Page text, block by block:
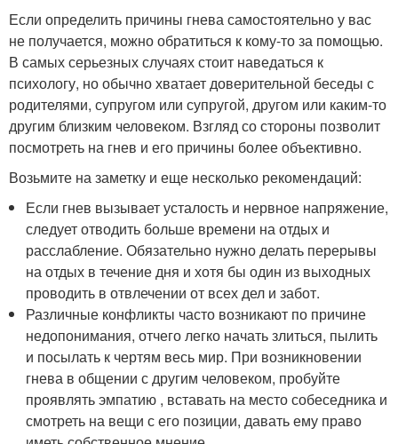
Если определить причины гнева самостоятельно у вас
не получается, можно обратиться к кому-то за помощью.
В самых серьезных случаях стоит наведаться к
психологу, но обычно хватает доверительной беседы с
родителями, супругом или супругой, другом или каким-то
другим близким человеком. Взгляд со стороны позволит
посмотреть на гнев и его причины более объективно.
Возьмите на заметку и еще несколько рекомендаций:
Если гнев вызывает усталость и нервное напряжение,
следует отводить больше времени на отдых и
расслабление. Обязательно нужно делать перерывы
на отдых в течение дня и хотя бы один из выходных
проводить в отвлечении от всех дел и забот.
Различные конфликты часто возникают по причине
недопонимания, отчего легко начать злиться, пылить
и посылать к чертям весь мир. При возникновении
гнева в общении с другим человеком, пробуйте
проявлять эмпатию , вставать на место собеседника и
смотреть на вещи с его позиции, давать ему право